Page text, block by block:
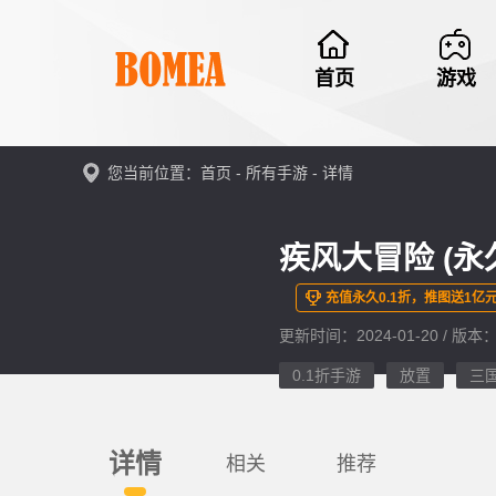
首页 游戏
您当前位置：首页 - 所有手游 - 详情
疾风大冒险 (
充值永久0.1折，推图送1亿
更新时间：2024-01-20 / 版本
0.1折手游 放置 三
详情 相关 推荐